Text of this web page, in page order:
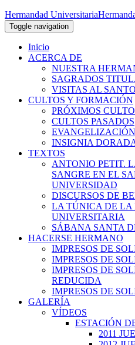
Hermandad Universitaria
Toggle navigation
Inicio
ACERCA DE
NUESTRA
SAGRADOS
VISITAS AL
CULTOS Y FORMACIÓN
PRÓXIMOS
CULTOS PASADOS
EVANGELIZACIÓN
INSIGNIA
TEXTOS
ANTONIO PETIT.
SANGRE EN EL
UNIVERSIDAD
DISCURSOS DE
LA TÚNICA DE
UNIVERSITARIA
SÁBANA SANTA
HACERSE HERMANO
IMPRESOS DE
IMPRESOS DE
IMPRESOS DE
REDUCIDA
IMPRESOS DE
GALERÍA
VÍDEOS
ESTACIÓN
2011